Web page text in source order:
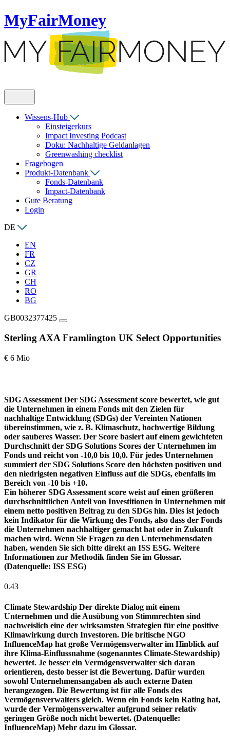
MyFairMoney
Wissens-Hub
Einsteigerkurs
Impact Investing Podcast
Doku: Nachhaltige Geldanlagen
Greenwashing checklist
Fragebogen
Produkt-Datenbank
Fonds-Datenbank
Impact-Datenbank
Gute Beratung
Login
DE
EN
FR
CZ
GR
CH
RO
BG
GB0032377425
Sterling AXA Framlington UK Select Opportunities
€ 6 Mio
SDG Assessment Der SDG Assessment score bewertet, wie gut
die Unternehmen in einem Fonds mit den Zielen für
nachhaltige Entwicklung (SDGs) der Vereinten Nationen
übereinstimmen, wie z. B. Klimaschutz, hochwertige Bildung
oder sauberes Wasser. Der Score basiert auf einem gewichteten
Durchschnitt der SDG Solutions Scores der Unternehmen im
Fonds und reicht von -10,0 bis 10,0. Für jedes Unternehmen
summiert der SDG Solutions Score den höchsten positiven und
den niedrigsten negativen Einfluss auf die SDGs, ebenfalls im
Bereich von -10 bis +10.
Ein höherer SDG Assessment score weist auf einen größeren
durchschnittlichen Anteil von Investitionen in Unternehmen mit
einem netto positiven Beitrag zu den SDGs hin. Dies ist jedoch
kein Indikator für die Wirkung des Fonds, also dass der Fonds
die Unternehmen nachhaltiger gemacht hat oder in Zukunft
machen wird. Wenn Sie Fragen zu den Unternehmensdaten
haben, wenden Sie sich bitte direkt an ISS ESG. Weitere
Informationen zur Methodik finden Sie im Glossar.
(Datenquelle: ISS ESG)
0.43
Climate Stewardship Der direkte Dialog mit einem
Unternehmen und die Ausübung von Stimmrechten sind
nachweislich eine der wirksamsten Strategien für eine positive
Klimawirkung durch Investoren. Die britische NGO
InfluenceMap hat große Vermögensverwalter im Hinblick auf
ihre Klima-Einflussnahme (sogenanntes Climate-Stewardship)
bewertet. Je besser ein Vermögensverwalter sich daran
orientieren, desto besser ist die Bewertung. Dafür wurden
sowohl Unternehmensangaben als auch externe Daten
herangezogen. Die Bewertung ist für alle Fonds des
Vermögensverwalters gleich. Wenn ein Fonds kein Rating hat,
wurde der Vermögensverwalter aufgrund seiner relativ
geringen Größe noch nicht bewertet. (Datenquelle:
InfluenceMap) Mehr dazu im Glossar.